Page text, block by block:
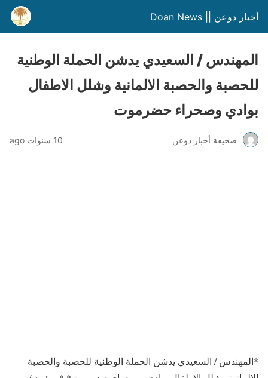
أخبار دوعن || Doan News
المهندس / السعيدي يدشن الحملة الوطنية
للحصبة والحصبة الالمانية وشلل الاطفال
بوادي وصحراء حضرموت
صحيفة أخبار دوعن 10 سنوات ago
*المهندس / السعيدي يدشن الحملة الوطنية للحصبة والحصبة